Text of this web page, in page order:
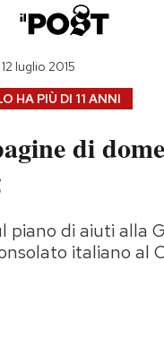
Auto
Moda
Storie/Idee
Ok Boomer!
HA PIÙ DI 11 ANNI
luglio 2015
di
piano di aiuti alla
italiano al